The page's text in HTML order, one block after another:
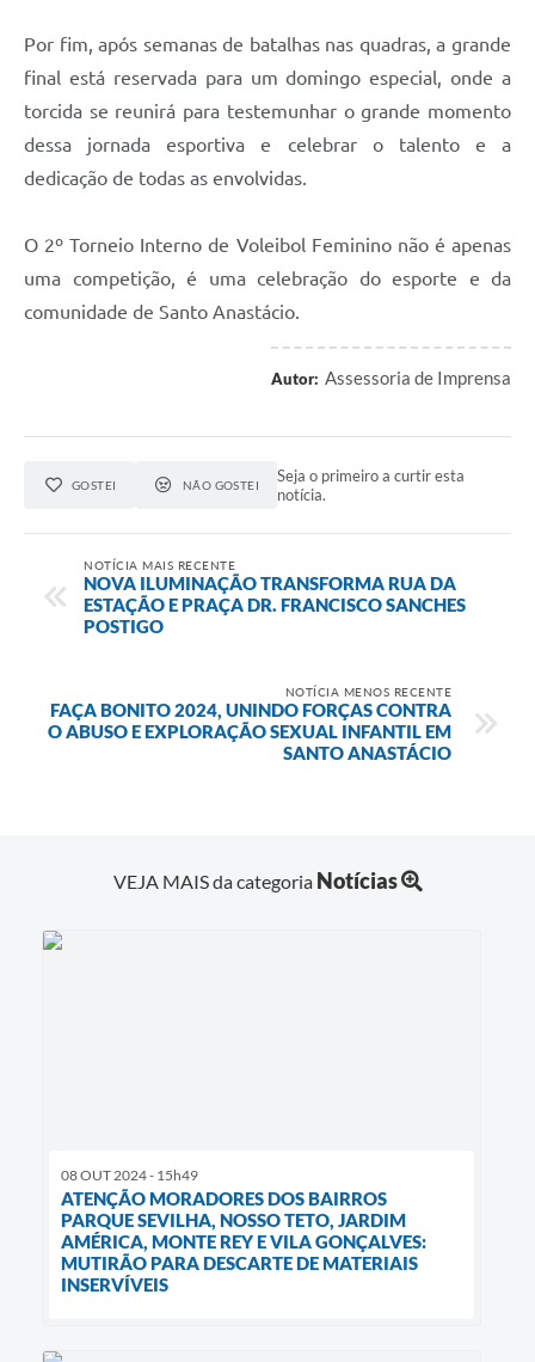
Por fim, após semanas de batalhas nas quadras, a grande
final está reservada para um domingo especial, onde a
torcida se reunirá para testemunhar o grande momento
dessa jornada esportiva e celebrar o talento e a
dedicação de todas as envolvidas.
O 2º Torneio Interno de Voleibol Feminino não é apenas
uma competição, é uma celebração do esporte e da
comunidade de Santo Anastácio.
Autor: Assessoria de Imprensa
GOSTEI NÃO GOSTEI
Seja o primeiro a curtir esta
notícia.
NOTÍCIA MAIS RECENTE
NOVA ILUMINAÇÃO TRANSFORMA RUA DA
ESTAÇÃO E PRAÇA DR. FRANCISCO SANCHES
POSTIGO
NOTÍCIA MENOS RECENTE
FAÇA BONITO 2024, UNINDO FORÇAS CONTRA
O ABUSO E EXPLORAÇÃO SEXUAL INFANTIL EM
SANTO ANASTÁCIO
VEJA MAIS da categoria Notícias
08 OUT 2024 - 15h49
ATENÇÃO MORADORES DOS BAIRROS
PARQUE SEVILHA, NOSSO TETO, JARDIM
AMÉRICA, MONTE REY E VILA GONÇALVES:
MUTIRÃO PARA DESCARTE DE MATERIAIS
INSERVÍVEIS